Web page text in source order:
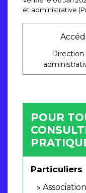
et administrative
POUR
Particuliers